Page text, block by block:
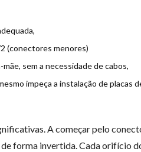
(conectores menores)
sem a necessidade de cabos,
impeça a instalação de placas
A começar pelo
forma invertida. Cada orifício